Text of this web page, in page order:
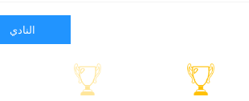
النادي